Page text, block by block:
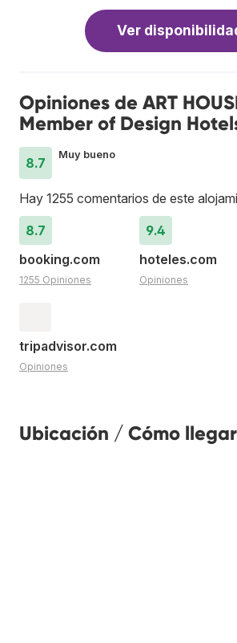
Ver
Opiniones de ART
Member of Design
8.7
Muy bueno
Hay 1255 comentarios de este
8.7
booking.com
1255 Opiniones
9.4
hoteles.com
Opiniones
tripadvisor.com
Opiniones
Ubicación / Cómo llegar